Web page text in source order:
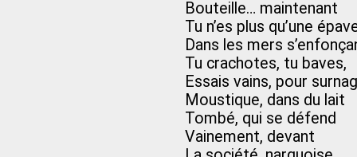
Bouteille… maintenant
Tu n’es plus qu’une
Dans les mers
Tu crachotes, tu baves,
Essais vains, pour
Moustique, dans du lait
Tombé, qui se défend
Vainement, devant